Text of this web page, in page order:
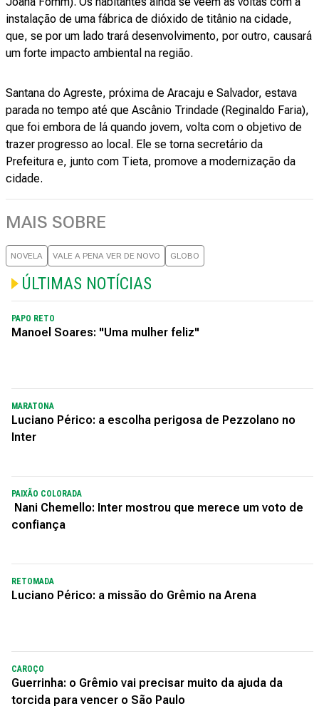
instalação de uma fábrica de dióxido de titânio na cidade,
que, se por um lado trará desenvolvimento, por outro, causará
um forte impacto ambiental na região.
Santana do Agreste, próxima de Aracaju e Salvador, estava
parada no tempo até que Ascânio Trindade (Reginaldo Faria),
que foi embora de lá quando jovem, volta com o objetivo de
trazer progresso ao local. Ele se torna secretário da
Prefeitura e, junto com Tieta, promove a modernização da
cidade.
MAIS SOBRE
NOVELA VALE A PENA VER DE NOVO GLOBO
ÚLTIMAS NOTÍCIAS
PAPO RETO
Manoel Soares: "Uma mulher feliz"
MARATONA
Luciano Périco: a escolha perigosa de Pezzolano no
Inter
PAIXÃO COLORADA
Nani Chemello: Inter mostrou que merece um voto de
confiança
RETOMADA
Luciano Périco: a missão do Grêmio na Arena
CAROÇO
Guerrinha: o Grêmio vai precisar muito da ajuda da
torcida para vencer o São Paulo